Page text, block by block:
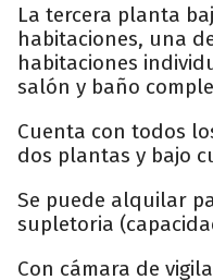
La tercera planta
habitaciones, una
habitaciones
salón y baño
Cuenta con todos
dos plantas y bajo
Se puede alquilar
supletoria
Con cámara de